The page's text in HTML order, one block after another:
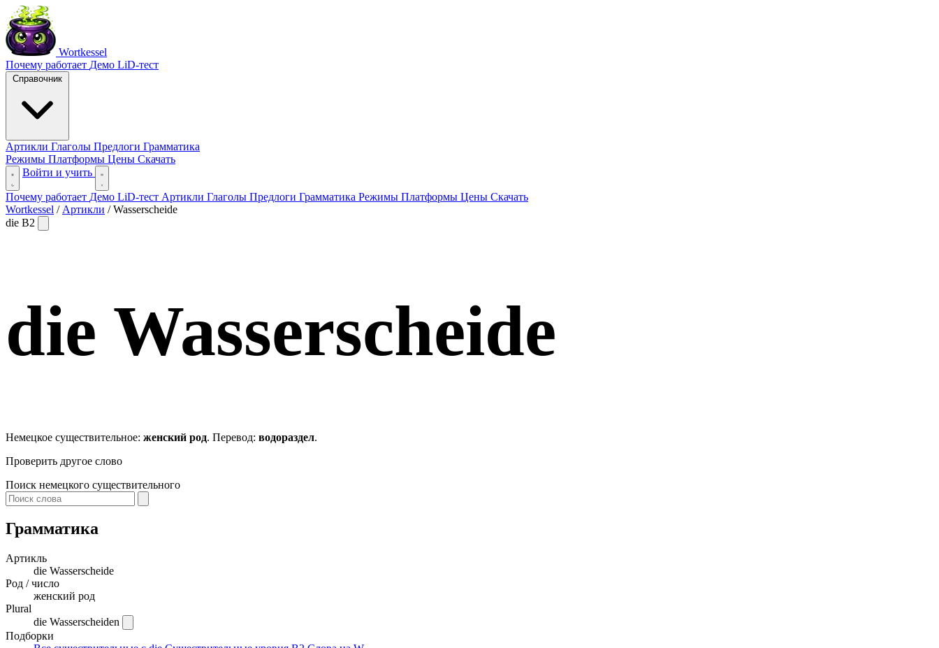
Wortkessel
Почему работает Демо LiD-тест
Справочник
Артикли Глаголы Предлоги Грамматика
Режимы Платформы Цены Скачать
Войти и учить
Почему работает Демо LiD-тест Артикли Глаголы Предлоги Грамматика Режимы Платформы Цены Скачать
Wortkessel / Артикли / Wasserscheide
die B2
die Wasserscheide
Немецкое существительное: женский род. Перевод: водораздел.
Проверить другое слово
Поиск немецкого существительного
Грамматика
Артикль
die Wasserscheide
Род / число
женский род
Plural
die Wasserscheiden
Подборки